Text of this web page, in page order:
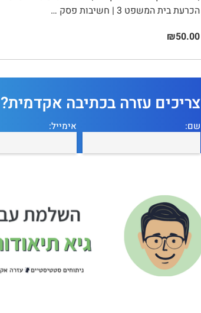
הכרעת בית המשפט 3 | חשיבות פסק …
₪50.00
צריכים עזרה בכתיבה אקדמית?
שם: אימייל: